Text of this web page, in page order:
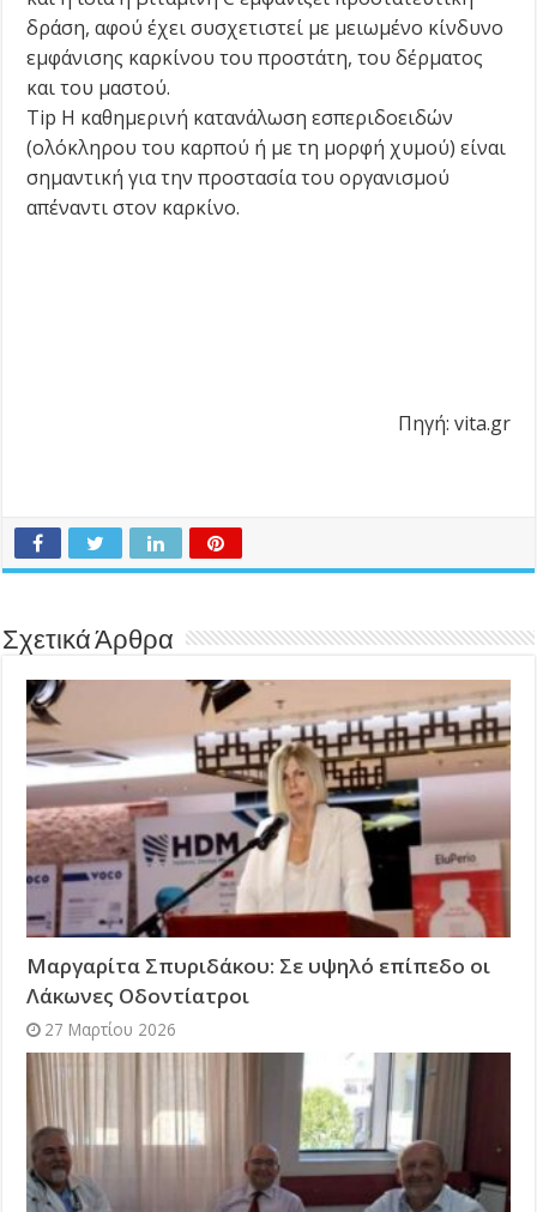
δράση, αφού έχει συσχετιστεί με μειωμένο κίνδυνο
εμφάνισης καρκίνου του προστάτη, του δέρματος
και του μαστού.
Tip Η καθημερινή κατανάλωση εσπεριδοειδών
(ολόκληρου του καρπού ή με τη μορφή χυμού) είναι
σημαντική για την προστασία του οργανισμού
απέναντι στον καρκίνο.
Πηγή: vita.gr
Σχετικά Άρθρα
Μαργαρίτα Σπυριδάκου: Σε υψηλό επίπεδο οι
Λάκωνες Οδοντίατροι
27 Μαρτίου 2026